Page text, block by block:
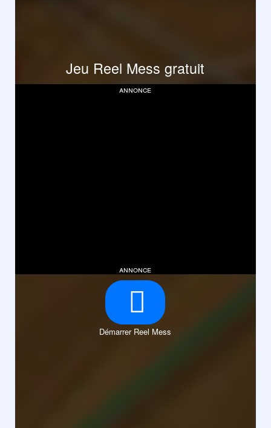
Jeu Reel Mess gratuit
annonce
annonce
Démarrer Reel Mess